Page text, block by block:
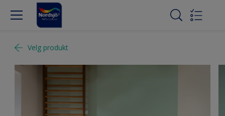
Velg produkt